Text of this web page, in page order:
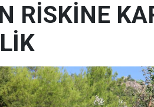
RİSKİNE